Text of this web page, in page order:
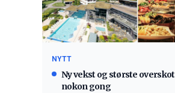
NYTT
Ny vekst og største overskot
nokon gong